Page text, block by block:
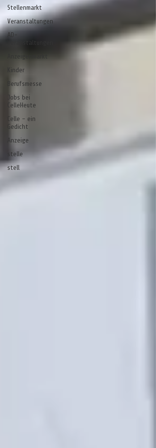
Stellenmarkt
Veranstaltungen
AD-
Kinder
Berufsmesse
Jobs bei
CelleHeute
Celle - ein
Gedicht
Anzeige
stelle
stell